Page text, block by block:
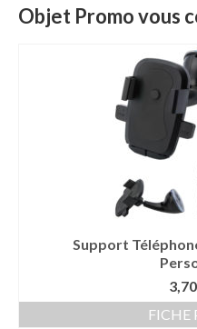
Mug & Tasse
Mug publicitaire
Mug de voyage
Tasse Expresso
Bouteille & Mug
Bouteille
Chemise
Objet Promo vous
Support
FICHE